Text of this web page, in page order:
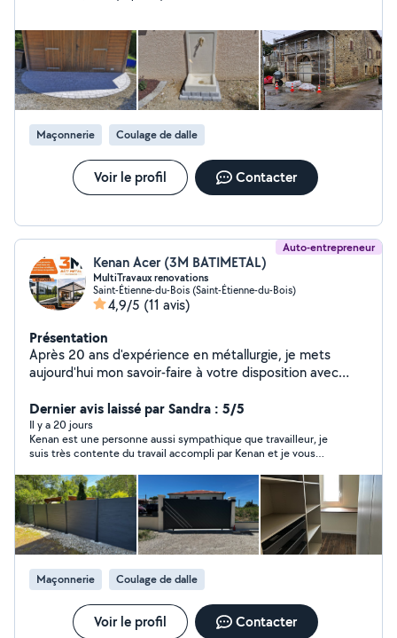
Maçonnerie Coulage de dalle
Voir le profil Contacter
Auto-entrepreneur
Kenan Acer (3M BATIMETAL)
MultiTravaux renovations
Saint-Étienne-du-Bois (Saint-Étienne-du-Bois)
4,9/5 (11 avis)
Présentation
Après 20 ans d'expérience en métallurgie, je mets
aujourd'hui mon savoir-faire à votre disposition avec
(multiservices). #Installations de grillages, pergolas...
#Rénovations #Aménagements intérieur/extérieur
#Prestations sur demande Travail sérieux, soigné et
professionnel. N'hésitez pas à me contacter !
Dernier avis laissé par Sandra : 5/5
Il y a 20 jours
Kenan est une personne aussi sympathique que travailleur, je
suis très contente du travail accompli par Kenan et je vous
Maçonnerie Coulage de dalle
Voir le profil Contacter